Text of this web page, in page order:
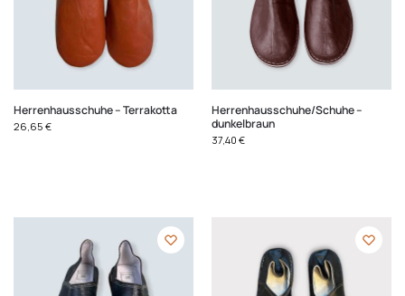
Herrenhausschuhe – Terrakotta
26,65 €
Herrenhausschuhe/Schuhe –
dunkelbraun
37,40 €